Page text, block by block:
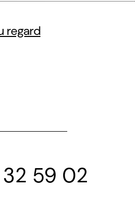
regard
59 02